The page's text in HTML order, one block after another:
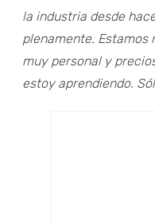
la industria desde
plenamente. Estamos
muy personal y
estoy aprendiendo.